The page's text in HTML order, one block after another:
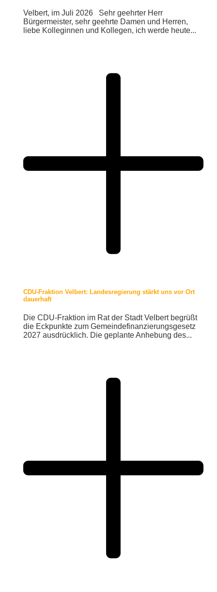
Velbert, im Juli 2026 Sehr geehrter Herr
Bürgermeister, sehr geehrte Damen und Herren,
liebe Kolleginnen und Kollegen, ich werde heute...
CDU-Fraktion Velbert: Landesregierung stärkt uns vor Ort
dauerhaft
Die CDU-Fraktion im Rat der Stadt Velbert begrüßt
die Eckpunkte zum Gemeindefinanzierungsgesetz
2027 ausdrücklich. Die geplante Anhebung des...